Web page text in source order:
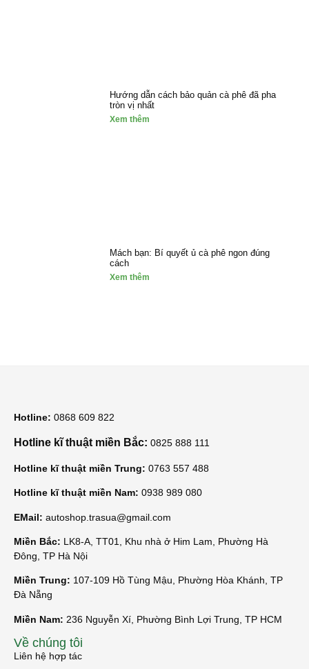
Hướng dẫn cách bảo quản cà phê đã pha
tròn vị nhất
Xem thêm
Mách bạn: Bí quyết ủ cà phê ngon đúng
cách
Xem thêm
Hotline: 0868 609 822
Hotline kĩ thuật miền Bắc: 0825 888 111
Hotline kĩ thuật miền Trung: 0763 557 488
Hotline kĩ thuật miền Nam: 0938 989 080
EMail: autoshop.trasua@gmail.com
Miền Bắc: LK8-A, TT01, Khu nhà ở Him Lam, Phường Hà
Đông, TP Hà Nội
Miền Trung: 107-109 Hồ Tùng Mậu, Phường Hòa Khánh, TP
Đà Nẵng
Miền Nam: 236 Nguyễn Xí, Phường Bình Lợi Trung, TP HCM
Về chúng tôi
Liên hệ hợp tác